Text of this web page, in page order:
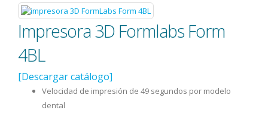
Impresora 3D Formlabs Form
4BL
[Descargar catálogo]
Velocidad de impresión de 49 segundos por modelo
dental